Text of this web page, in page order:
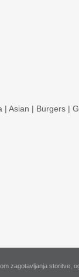
| Asian | Burgers|
zagotavljanja storitve,